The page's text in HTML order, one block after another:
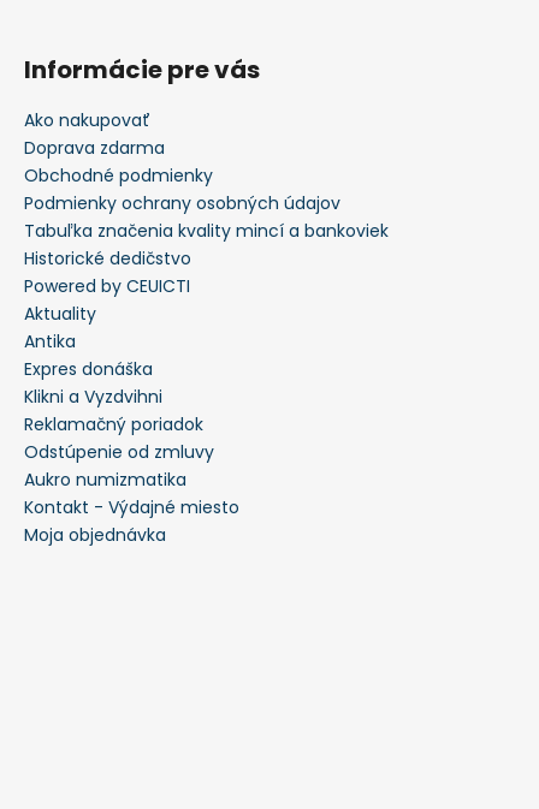
Informácie pre vás
Ako nakupovať
Doprava zdarma
Obchodné podmienky
Podmienky ochrany osobných údajov
Tabuľka značenia kvality mincí a bankoviek
Historické dedičstvo
Powered by CEUICTI
Aktuality
Antika
Expres donáška
Klikni a Vyzdvihni
Reklamačný poriadok
Odstúpenie od zmluvy
Aukro numizmatika
Kontakt - Výdajné miesto
Moja objednávka